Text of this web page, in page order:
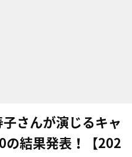
さんが演じるキャ
の結果発表！【202